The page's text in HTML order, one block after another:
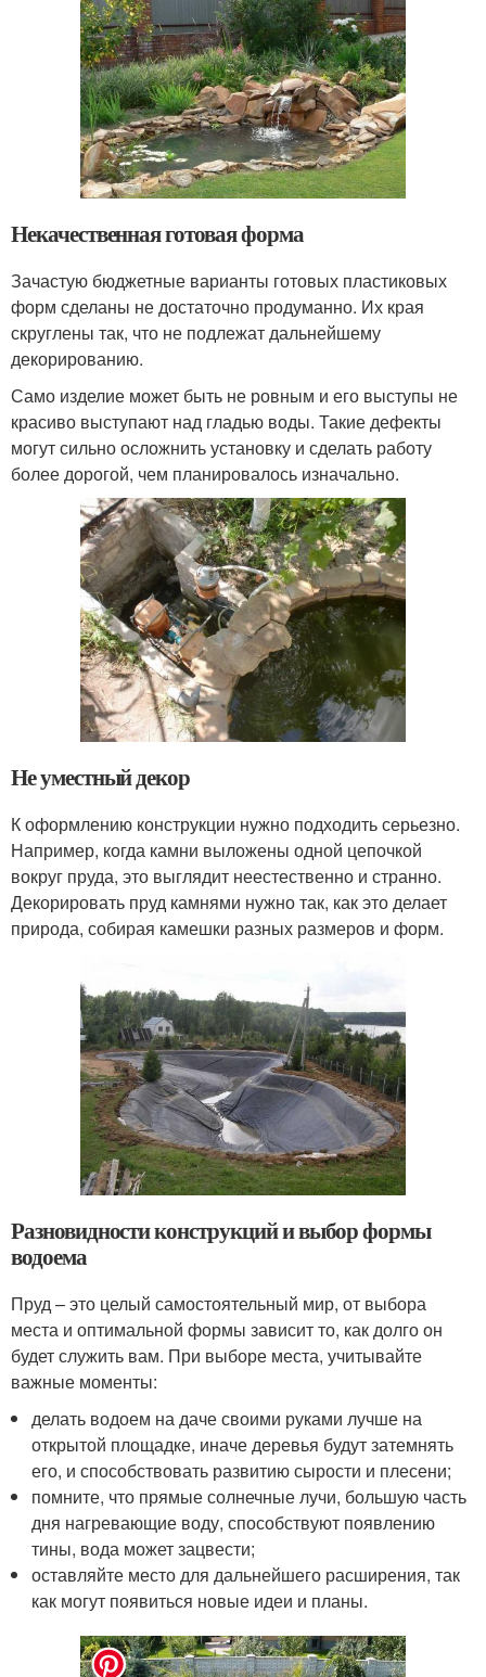
Некачественная готовая форма
Зачастую бюджетные варианты готовых пластиковых
форм сделаны не достаточно продуманно. Их края
скруглены так, что не подлежат дальнейшему
декорированию.
Само изделие может быть не ровным и его выступы не
красиво выступают над гладью воды. Такие дефекты
могут сильно осложнить установку и сделать работу
более дорогой, чем планировалось изначально.
Не уместный декор
К оформлению конструкции нужно подходить серьезно.
Например, когда камни выложены одной цепочкой
вокруг пруда, это выглядит неестественно и странно.
Декорировать пруд камнями нужно так, как это делает
природа, собирая камешки разных размеров и форм.
Разновидности конструкций и выбор формы
водоема
Пруд – это целый самостоятельный мир, от выбора
места и оптимальной формы зависит то, как долго он
будет служить вам. При выборе места, учитывайте
важные моменты:
делать водоем на даче своими руками лучше на
открытой площадке, иначе деревья будут затемнять
его, и способствовать развитию сырости и плесени;
помните, что прямые солнечные лучи, большую часть
дня нагревающие воду, способствуют появлению
тины, вода может зацвести;
оставляйте место для дальнейшего расширения, так
как могут появиться новые идеи и планы.